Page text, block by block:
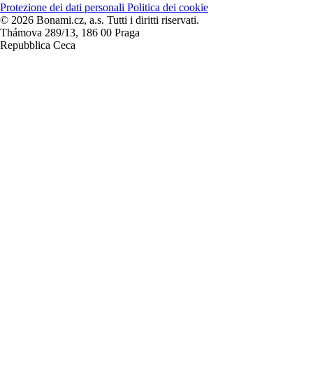
Protezione dei dati personali Politica dei cookie
© 2026 Bonami.cz, a.s. Tutti i diritti riservati.
Thámova 289/13, 186 00 Praga
Repubblica Ceca